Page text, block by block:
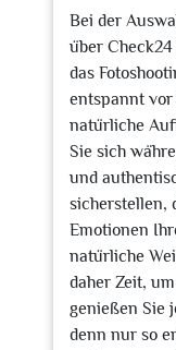
Bei der
über
das
entspannt vor
natürliche
Sie sich
und
sicherstellen,
Emotionen
natürliche
daher Zeit,
genießen Sie
denn nur so